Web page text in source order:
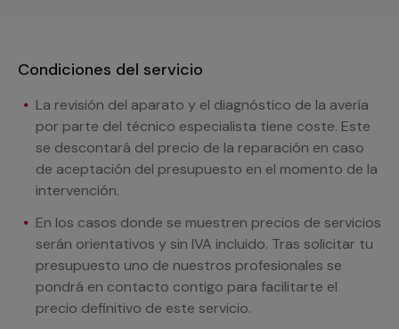
Condiciones del servicio
La revisión del aparato y el diagnóstico de la avería
por parte del técnico especialista tiene coste. Este
se descontará del precio de la reparación en caso
de aceptación del presupuesto en el momento de la
intervención.
En los casos donde se muestren precios de servicios
serán orientativos y sin IVA incluido. Tras solicitar tu
presupuesto uno de nuestros profesionales se
pondrá en contacto contigo para facilitarte el
precio definitivo de este servicio.